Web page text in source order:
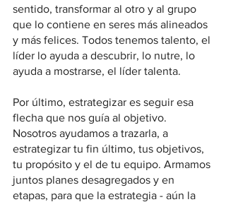
sentido, transformar al otro y al grupo
que lo contiene en seres más alineados
y más felices. Todos tenemos talento, el
líder lo ayuda a descubrir, lo nutre, lo
ayuda a mostrarse, el líder talenta.
Por último, estrategizar es seguir esa
flecha que nos guía al objetivo.
Nosotros ayudamos a trazarla, a
estrategizar tu fin último, tus objetivos,
tu propósito y el de tu equipo. Armamos
juntos planes desagregados y en
etapas, para que la estrategia - aún la